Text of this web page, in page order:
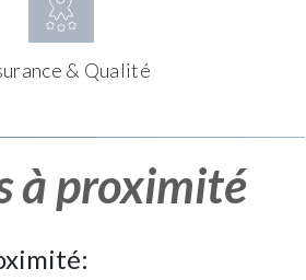
& Qualité
à proximité